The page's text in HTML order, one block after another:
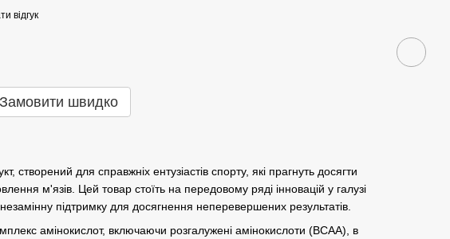
відгук
Замовити швидко
створений для справжніх ентузіастів спорту, які прагнуть досягти
м'язів. Цей товар стоїть на передовому ряді інновацій у галузі
підтримку для досягнення неперевершених результатів.
амінокислот, включаючи розгалужені амінокислоти (BCAA), в